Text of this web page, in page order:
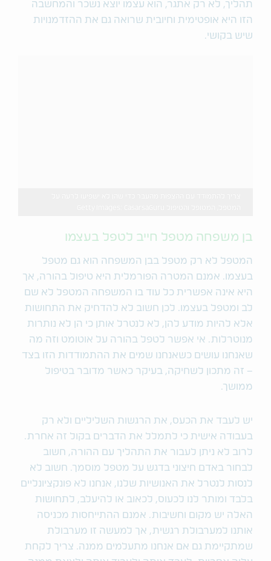
תהליך, לא רק אתגר, הוא עצמו יוצא נשכר והמחשבה
הזו היא אופטימית וחיובית שרואה גם את ההזדמנויות
שיש בקושי.
בן משפחה מטפל חייב לטפל בעצמו
המטפל לא רק מטפל בבן המשפחה הוא גם מטפל
בעצמו. אמנם המטרה הפורמלית היא טיפול בהורה, אך
היא אינה אפשרית כל עוד בו המשפחה המטפל לא שם
לב ומטפל בעצמו. לכן חשוב לא להדחיק את התחושות
אלא להיות מודע להן, לא לנטרל אותן כי הן לא נותרות
מנוטרלות. אי אפשר לטפל בהורה על אוטומט וזה מה
שאנחנו עושים כשאנחנו שמים את ההתמודדות הזו בצד
– זה מתכון לשחיקה, בעיקר כאשר מדובר בטיפול
ממושך.
יש לעבד את הכעס, את הרגשות השליליים ולא רק
בעבודה אישית כי לתמלל את הדברים בקול זה אחרת.
לרוב לא ניתן לעבור את התהליך עם ההורה, חשוב
לבחור באדם חיצוני בדגש על מטפל מוסמך. חשוב לא
לנסות לנטרל את האנושיות שלנו, אנחנו לא פונקציונליים
בלבד ומותר לנו לכעוס, לכאוב או להיעלב, לתחושות
האלה יש מקום וחשיבות. אמנם ההתייחסות מכניסה
אותנו למערבולת רגשית, אך למעשה זו מערבולת
שמתקיימת גם אם אנחנו מתעלמים ממנה. צריך לקחת